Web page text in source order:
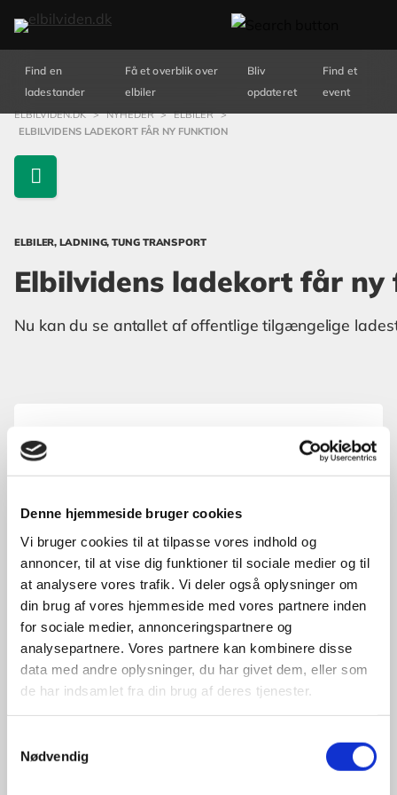
Denne hjemmeside bruger cookies
Vi bruger cookies til at tilpasse vores indhold og
annoncer, til at vise dig funktioner til sociale medier og til
at analysere vores trafik. Vi deler også oplysninger om
din brug af vores hjemmeside med vores partnere inden
for sociale medier, annonceringspartnere og
analysepartnere. Vores partnere kan kombinere disse
data med andre oplysninger, du har givet dem, eller som
de har indsamlet fra din brug af deres tjenester.
Nødvendig
Find en
ladestander
Få et overblik over
elbiler
Bliv
opdateret
Find et
event
ELBILVIDEN.DK > NYHEDER > ELBILER >
ELBILVIDENS LADEKORT FÅR NY FUNKTION
ELBILER, LADNING, TUNG TRANSPORT
Elbilvidens ladekort får ny
Nu kan du se antallet af offentlige tilgængelige
Elbilviden.dks ladekort er den mest benyttede del
af hjemmesiden, hvorfor vi hele tiden kigger på at
ladekortet har fået en ny funktion, der giver jer et
overblik over hvor mange ladestandere og -
udtag der er i Danmark.
Førhen er man blevet oplyst om antallet af
resultater, ud fra de sorteringer man har
foretaget sig i forhold til geografi, ladehastighed,
stiktype og ladeoperatør. Dette tal